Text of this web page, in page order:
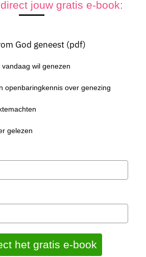
jouw gratis e-book:
God geneest (pdf)
wil genezen
openbaringkennis over genezing
gelezen
het gratis e-book